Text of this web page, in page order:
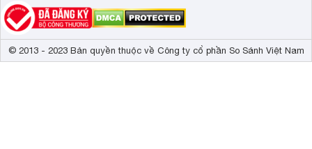
© 2013 - 2023 Bản quyền thuộc về Công ty cổ phần So Sánh Việt Nam